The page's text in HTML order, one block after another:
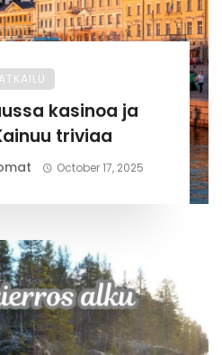
kasinoa ja
triviaa
October 17, 2025